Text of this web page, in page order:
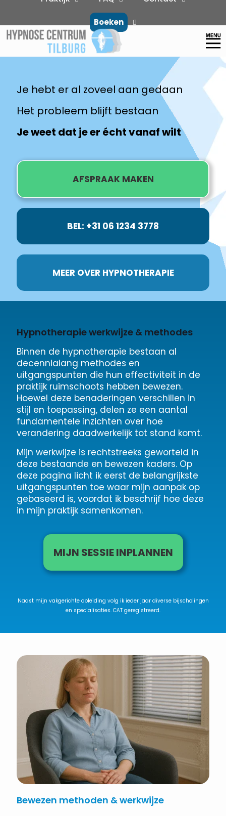
Boeken
Je hebt er al zoveel aan gedaan
Het probleem blijft bestaan
Je weet dat je er écht vanaf wilt
AFSPRAAK MAKEN
BEL: +31 06 1234 3778
MEER OVER HYPNOTHERAPIE
Hypnotherapie werkwijze & methodes
Binnen de hypnotherapie bestaan al
decennialang methodes en
uitgangspunten die hun effectiviteit in de
praktijk ruimschoots hebben bewezen.
Hoewel deze benaderingen verschillen in
stijl en toepassing, delen ze een aantal
fundamentele inzichten over hoe
verandering daadwerkelijk tot stand komt.
Mijn werkwijze is rechtstreeks geworteld in
deze bestaande en bewezen kaders. Op
deze pagina licht ik eerst de belangrijkste
uitgangspunten toe waar mijn aanpak op
gebaseerd is, voordat ik beschrijf hoe deze
in mijn praktijk samenkomen.
MIJN SESSIE INPLANNEN
Naast mijn vakgerichte opleiding volg ik ieder jaar diverse bijscholingen
en specialisaties. CAT geregistreerd.
Bewezen methoden & werkwijze